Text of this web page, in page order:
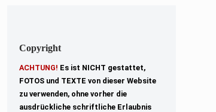
Copyright
ACHTUNG! Es ist NICHT gestattet,
FOTOS und TEXTE von dieser Website
zu verwenden, ohne vorher die
ausdrückliche schriftliche Erlaubnis